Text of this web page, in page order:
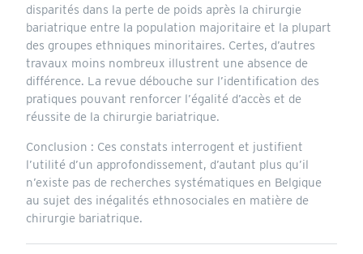
disparités dans la perte de poids après la chirurgie
bariatrique entre la population majoritaire et la plupart
des groupes ethniques minoritaires. Certes, d’autres
travaux moins nombreux illustrent une absence de
différence. La revue débouche sur l’identification des
pratiques pouvant renforcer l’égalité d’accès et de
réussite de la chirurgie bariatrique.
Conclusion : Ces constats interrogent et justifient
l’utilité d’un approfondissement, d’autant plus qu’il
n’existe pas de recherches systématiques en Belgique
au sujet des inégalités ethnosociales en matière de
chirurgie bariatrique.